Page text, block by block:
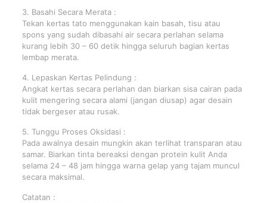
3. Basahi Secara Merata :
Tekan kertas tato menggunakan kain basah, tisu atau
spons yang sudah dibasahi air secara perlahan selama
kurang lebih 30 – 60 detik hingga seluruh bagian kertas
lembap merata.
4. Lepaskan Kertas Pelindung :
Angkat kertas secara perlahan dan biarkan sisa cairan pada
kulit mengering secara alami (jangan diusap) agar desain
tidak bergeser atau rusak.
5. Tunggu Proses Oksidasi :
Pada awalnya desain mungkin akan terlihat transparan atau
samar. Biarkan tinta bereaksi dengan protein kulit Anda
selama 24 – 48 jam hingga warna gelap yang tajam muncul
secara maksimal.
Catatan :